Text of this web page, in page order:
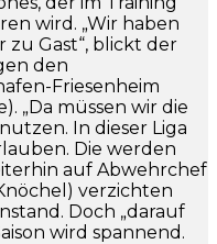
wird. „Wir haben
Gast“, blickt der
den
Friesenheim
„Da müssen wir die
In dieser Liga
Die werden
auf Abwehrchef
verzichten
Doch „darauf
wird spannend.